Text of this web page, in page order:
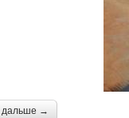
дальше →